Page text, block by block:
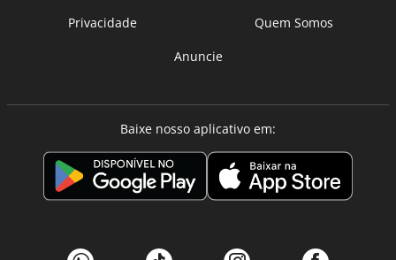
Privacidade
Quem Somos
Anuncie
Baixe nosso aplicativo em: